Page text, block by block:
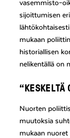
sijoittumisen
mukaan
historiallisen
nelikentällä on
“KESKELTÄ
Nuorten
muutoksia
mukaan nuoret